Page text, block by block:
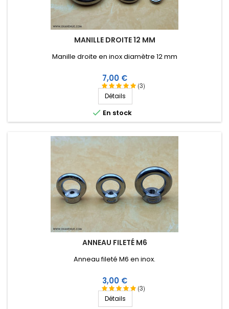
MANILLE DROITE 12 MM
(3)
Manille droite en inox diamètre 12 mm
Prix
7,00 €
Détails
 En stock
ANNEAU FILETÉ M6
(3)
Anneau fileté M6 en inox.
Prix
3,00 €
Détails